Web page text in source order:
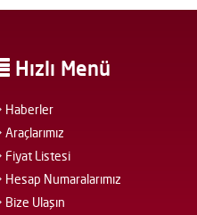
Hızlı Menü
Haberler
Araçlarımız
Fiyat Listesi
Hesap Numaralarımız
Bize Ulaşın